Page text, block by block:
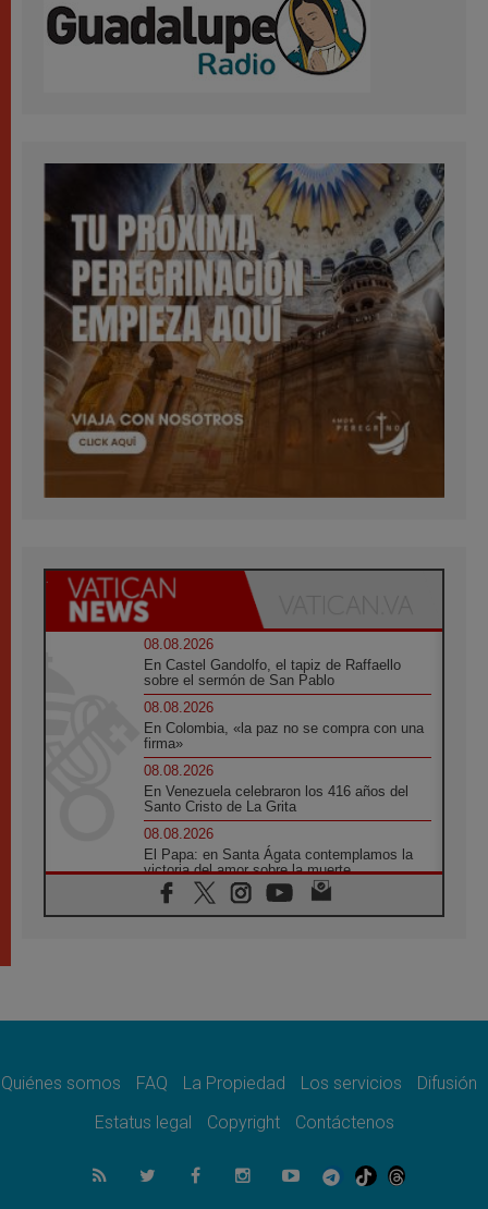
08.08.2026
En Castel Gandolfo, el tapiz de Raffaello
sobre el sermón de San Pablo
08.08.2026
En Colombia, «la paz no se compra con una
firma»
08.08.2026
En Venezuela celebraron los 416 años del
Santo Cristo de La Grita
08.08.2026
El Papa: en Santa Ágata contemplamos la
victoria del amor sobre la muerte
08.08.2026
León XIV visitará el Santuario de la Madre
07.08.2026
07.08.2026
el compromiso del cristiano"
La matanza de niños en Gaza no cesa: 300
muertos en 300 días
Quiénes somos FAQ La Propiedad Los servicios
Difusión
Estatus legal
Copyright Contáctenos